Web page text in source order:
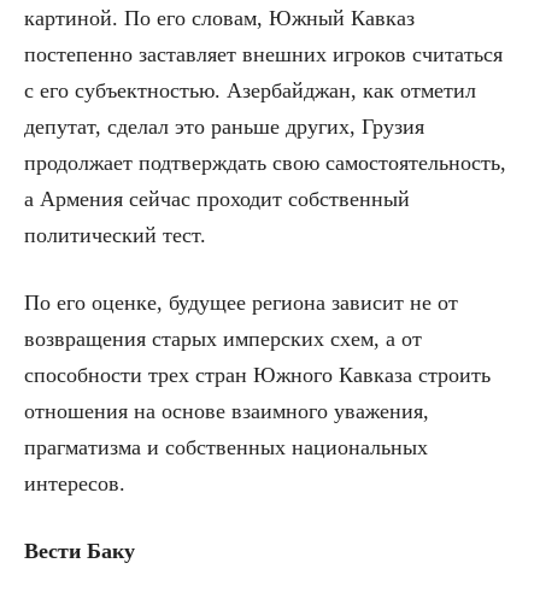
картиной. По его словам, Южный Кавказ
постепенно заставляет внешних игроков считаться
с его субъектностью. Азербайджан, как отметил
депутат, сделал это раньше других, Грузия
продолжает подтверждать свою самостоятельность,
а Армения сейчас проходит собственный
политический тест.
По его оценке, будущее региона зависит не от
возвращения старых имперских схем, а от
способности трех стран Южного Кавказа строить
отношения на основе взаимного уважения,
прагматизма и собственных национальных
интересов.
Вести Баку